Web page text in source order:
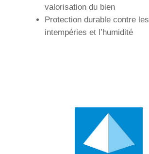
valorisation du bien
Protection durable contre les
intempéries et l’humidité